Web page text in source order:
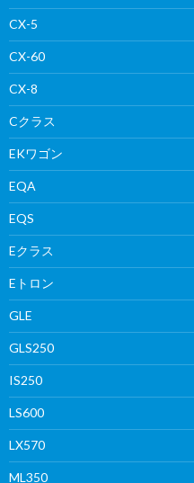
CX-5
CX-60
CX-8
Cクラス
EKワゴン
EQA
EQS
Eクラス
Eトロン
GLE
GLS250
IS250
LS600
LX570
ML350